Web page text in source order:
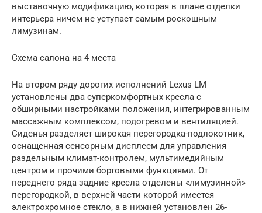
выставочную модификацию, которая в плане отделки
интерьера ничем не уступает самым роскошным
лимузинам.
Схема салона на 4 места
На втором ряду дорогих исполнений Lexus LM
установлены два суперкомфортных кресла с
обширными настройками положения, интегрированным
массажным комплексом, подогревом и вентиляцией.
Сиденья разделяет широкая перегородка-подлокотник,
оснащенная сенсорным дисплеем для управления
раздельным климат-контролем, мультимедийным
центром и прочими бортовыми функциями. От
переднего ряда задние кресла отделены «лимузинной»
перегородкой, в верхней части которой имеется
электрохромное стекло, а в нижней установлен 26-